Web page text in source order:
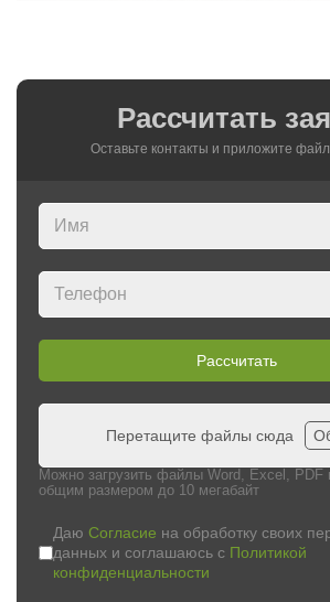
Рассчитать
Оставьте контакты и приложите
Рассчитать
Перетащите файлы сюда
Можно загрузить файлы Word, Excel, PDF
общим размером до 10 мегабайт
Даю Согласие на обработку своих
данных и соглашаюсь с Политикой
конфиденциальности